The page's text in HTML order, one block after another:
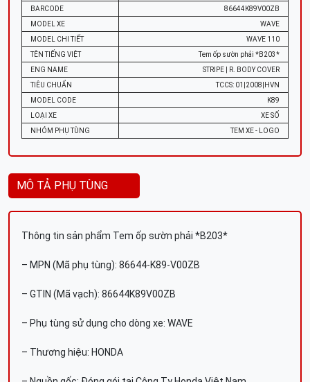
BARCODE
86644K89V00ZB
MODEL XE
WAVE
MODEL CHI TIẾT
WAVE 110
TÊN TIẾNG VIỆT
Tem ốp sườn phải *B203*
ENG NAME
STRIPE | R. BODY COVER
TIÊU CHUẨN
TCCS: 01|2008|HVN
MODEL CODE
K89
LOẠI XE
XE SỐ
NHÓM PHỤ TÙNG
TEM XE - LOGO
MÔ TẢ PHỤ TÙNG
Thông tin sản phẩm Tem ốp sườn phải *B203*
– MPN (Mã phụ tùng): 86644-K89-V00ZB
– GTIN (Mã vạch): 86644K89V00ZB
– Phụ tùng sử dụng cho dòng xe: WAVE
– Thương hiệu: HONDA